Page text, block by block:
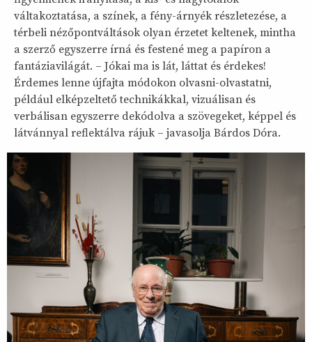
váltakoztatása, a színek, a fény-árnyék részletezése, a
térbeli nézőpontváltások olyan érzetet keltenek, mintha
a szerző egyszerre írná és festené meg a papíron a
fantáziavilágát. – Jókai ma is lát, láttat és érdekes!
Érdemes lenne újfajta módokon olvasni-olvastatni,
például elképzeltető technikákkal, vizuálisan és
verbálisan egyszerre dekódolva a szövegeket, képpel és
látvánnyal reflektálva rájuk – javasolja Bárdos Dóra.